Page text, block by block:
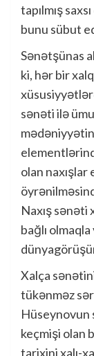
tapılmış
bunu sübut
Sənətşünas
ki, hər bir
sənəti ilə
olan
Naxış sənəti
bağlı
Xalça
tükənməz
Hüseynovun
keçmişi olan
tarixini xalı-